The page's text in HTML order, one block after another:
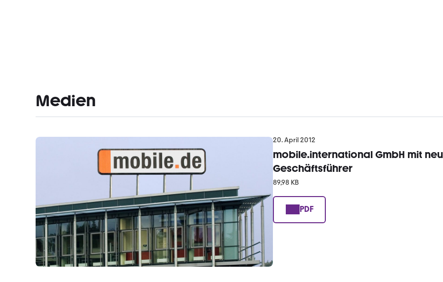
Medien
20. April 2012
mobile.international GmbH mit
Geschäftsführer
89,98 KB
PDF